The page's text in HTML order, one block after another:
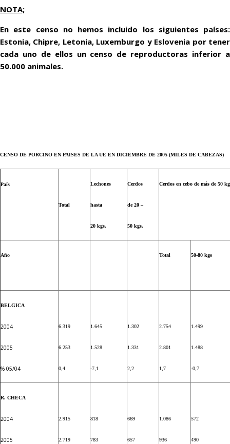
NOTA;
En este censo no hemos incluido los siguientes países:
Estonia, Chipre, Letonia, Luxemburgo y Eslovenia por tener
cada uno de ellos un censo de reproductoras inferior a
50.000 animales.
CENSO DE PORCINO EN PAISES DE LA UE EN DICIEMBRE DE 2005 (MILES DE CABEZAS)
País
Total
Lechones
hasta
20 kgs.
Cerdos
de 20 –
50 kgs.
Cerdos en cebo de más de 50
Año Total 50-80 kgs
BELGICA
2004
2005
% 05/04
6.319
6.253
0,4
1.645
1.528
-7,1
1.302
1.331
2,2
2.754
2.801
1,7
1.499
1.488
-0,7
R. CHECA
2004
2005
2.915
2.719
818
783
669
657
1.086
936
572
490